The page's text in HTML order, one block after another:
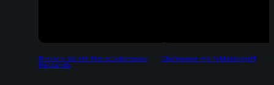
Brotkorb Set mit Frühstücksmesser
Pakkaholz
Chefmesser mit Pakkaholzgriff